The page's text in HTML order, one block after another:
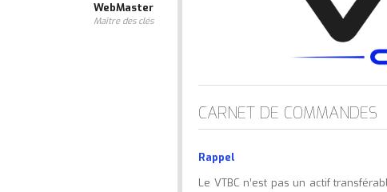
WebMaster
Maître des clés
CARNET DE COMMANDES
Rappel
Le VTBC n’est pas un actif